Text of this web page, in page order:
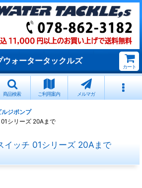
ウォータータックルズ
カート
商品検索 ご利用案内 メルマガ
ルジポンプ
シリーズ 20Aまで
イッチ 01シリーズ 20Aまで